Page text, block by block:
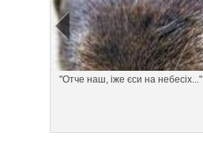
"Отче наш, іже єси на небесіх..."